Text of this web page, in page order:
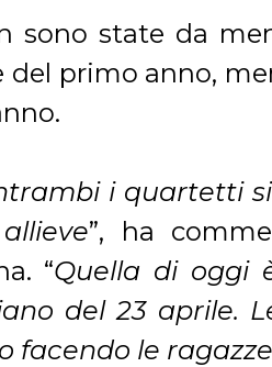
sono state da
del primo anno,
i quartetti
”, ha
“Quella di oggi
del 23 aprile.
facendo le ragazze